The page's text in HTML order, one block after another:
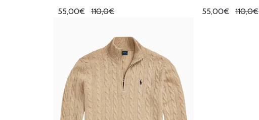
55,00€ 110,0€ 55,00€ 110,0€